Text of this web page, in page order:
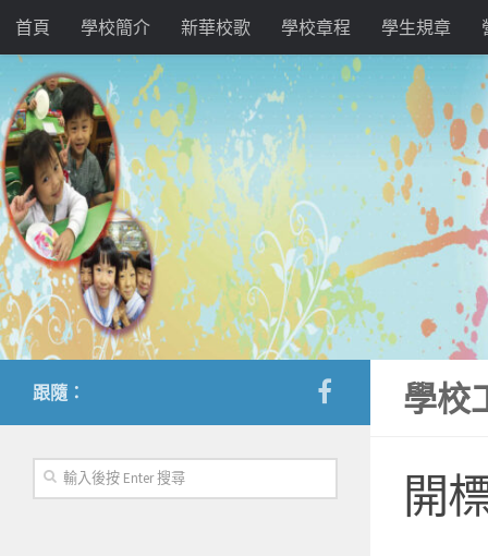
首頁 學校簡介 新華校歌 學校章程 學生規章
學校
開
跟隨：